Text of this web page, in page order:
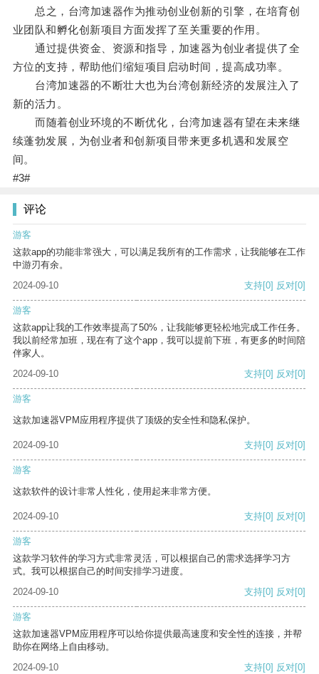
总之，台湾加速器作为推动创业创新的引擎，在培育创
业团队和孵化创新项目方面发挥了至关重要的作用。
通过提供资金、资源和指导，加速器为创业者提供了全
方位的支持，帮助他们缩短项目启动时间，提高成功率。
台湾加速器的不断壮大也为台湾创新经济的发展注入了
新的活力。
而随着创业环境的不断优化，台湾加速器有望在未来继
续蓬勃发展，为创业者和创新项目带来更多机遇和发展空
间。
#3#
评论
游客
这款app的功能非常强大，可以满足我所有的工作需求，让我能够在工作
中游刃有余。
2024-09-10
支持[0] 反对[0]
游客
这款app让我的工作效率提高了50%，让我能够更轻松地完成工作任务。
我以前经常加班，现在有了这个app，我可以提前下班，有更多的时间陪
伴家人。
2024-09-10
支持[0] 反对[0]
游客
这款加速器VPM应用程序提供了顶级的安全性和隐私保护。
2024-09-10 支持[0] 反对[0]
游客
这款软件的设计非常人性化，使用起来非常方便。
2024-09-10 支持[0] 反对[0]
游客
这款学习软件的学习方式非常灵活，可以根据自己的需求选择学习方
式。我可以根据自己的时间安排学习进度。
2024-09-10
支持[0] 反对[0]
游客
这款加速器VPM应用程序可以给你提供最高速度和安全性的连接，并帮
助你在网络上自由移动。
2024-09-10
支持[0] 反对[0]